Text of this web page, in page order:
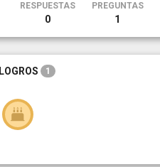
RESPUESTAS
0
PREGUNTAS
1
LOGROS 1